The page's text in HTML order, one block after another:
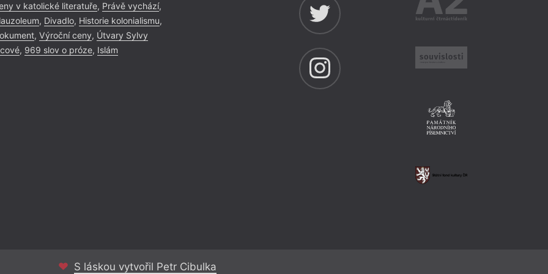
v katolické literatuře, Právě vychází,
, Divadlo, Historie kolonialismu,
, Výroční ceny, Útvary Sylvy
, 969 slov o próze, Islám
S láskou vytvořil Petr Cibulka